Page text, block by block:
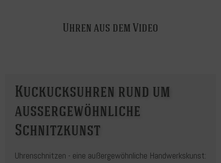
Uhren aus dem Video
Kuckucksuhren rund um
aussergewöhnliche
Schnitzkunst
Uhrenschnitzen - eine außergewöhnliche Handwerkskunst: